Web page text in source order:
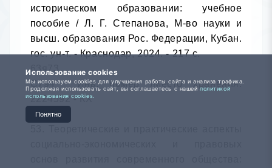
Использование cookies
Мы используем cookies для улучшения работы сайта и анализа трафика.
Продолжая использовать сайт, вы соглашаетесь с нашейполитикой
использования cookies.
Понятно